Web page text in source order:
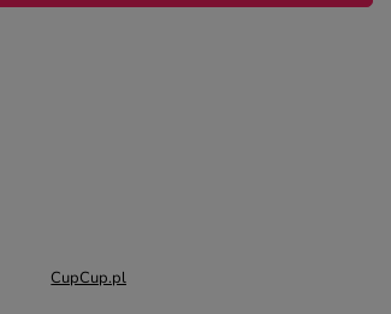
CupCup.pl